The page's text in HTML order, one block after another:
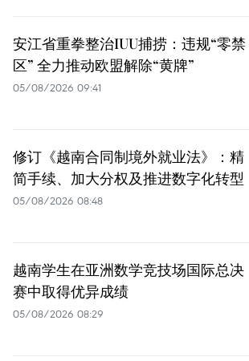
安江省重拳整治IUU捕捞：违规“零禁
区” 全力推动欧盟解除“黄牌”
05/08/2026 09:41
修订《越南合同制境外就业法》：精
简手续、加大分权及推进数字化转型
05/08/2026 08:48
越南学生在亚洲数学竞技场国际总决
赛中取得优异成绩
05/08/2026 08:29